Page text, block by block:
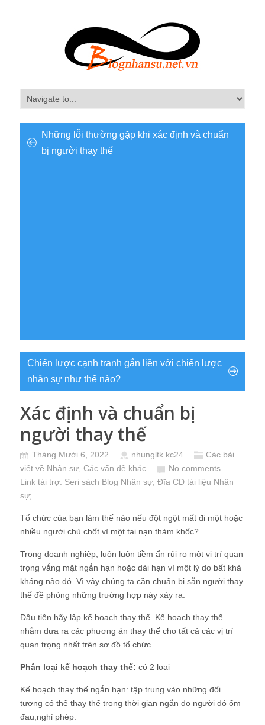
Những lỗi thường gặp khi xác định và chuẩn
bị người thay thế
Chiến lược cạnh tranh gắn liền với chiến lược
nhân sự như thế nào?
Xác định và chuẩn bị
người thay thế
Tháng Mười 6, 2022 nhungltk.kc24
Các bài
viết về Nhân sự Các vấn đề khác
No comments
Link tài trợ: Seri sách Blog Nhân sự; Đĩa CD tài liệu Nhân
sự;
Tổ chức của bạn làm thế nào nếu đột ngột mất đi một hoặc
nhiều người chủ chốt vì một tai nạn thảm khốc?
Trong doanh nghiệp, luôn luôn tiềm ẩn rủi ro một vị trí quan
trọng vắng mặt ngắn hạn hoặc dài hạn vì một lý do bất khả
kháng nào đó. Vì vậy chúng ta cần chuẩn bị sẵn người thay
thế đề phòng những trường hợp này xảy ra.
Đầu tiên hãy lập kế hoạch thay thế. Kế hoạch thay thế
nhằm đưa ra các phương án thay thế cho tất cả các vị trí
quan trọng nhất trên sơ đồ tổ chức.
Phân loại kế hoạch thay thế: có 2 loại
Kế hoạch thay thế ngắn hạn: tập trung vào những đối
tượng có thể thay thế trong thời gian ngắn do người đó ốm
đau,nghỉ phép.